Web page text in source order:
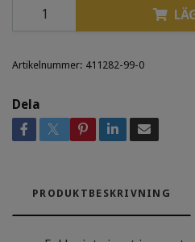
Artikelnummer: 411282-99-0
Dela
PRODUKTBESKRIVNING